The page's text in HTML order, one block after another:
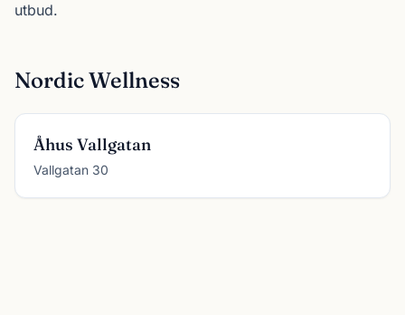
utbud.
Nordic Wellness
Åhus Vallgatan
Vallgatan 30